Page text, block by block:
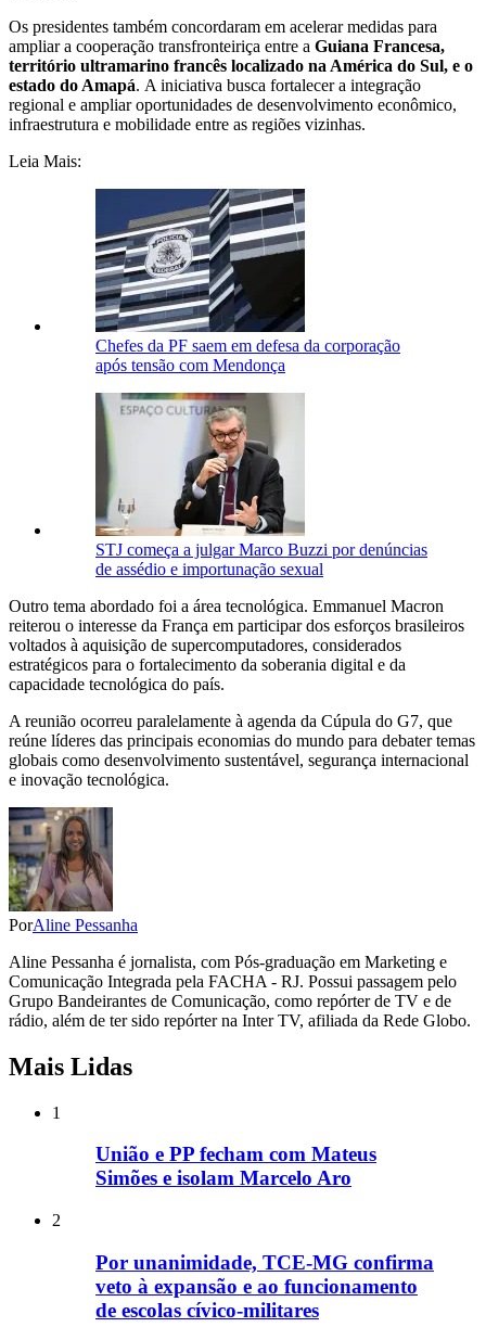
Os presidentes também concordaram em acelerar medidas para
ampliar a cooperação transfronteiriça entre a Guiana Francesa,
território ultramarino francês localizado na América do Sul, e o
estado do Amapá. A iniciativa busca fortalecer a integração
regional e ampliar oportunidades de desenvolvimento econômico,
infraestrutura e mobilidade entre as regiões vizinhas.
Leia Mais:
Chefes da PF saem em defesa da corporação
após tensão com Mendonça
STJ começa a julgar Marco Buzzi por denúncias
de assédio e importunação sexual
Outro tema abordado foi a área tecnológica. Emmanuel Macron
reiterou o interesse da França em participar dos esforços brasileiros
voltados à aquisição de supercomputadores, considerados
estratégicos para o fortalecimento da soberania digital e da
capacidade tecnológica do país.
A reunião ocorreu paralelamente à agenda da Cúpula do G7, que
reúne líderes das principais economias do mundo para debater temas
globais como desenvolvimento sustentável, segurança internacional
e inovação tecnológica.
PorAline Pessanha
Aline Pessanha é jornalista, com Pós-graduação em Marketing e
Comunicação Integrada pela FACHA - RJ. Possui passagem pelo
Grupo Bandeirantes de Comunicação, como repórter de TV e de
rádio, além de ter sido repórter na Inter TV, afiliada da Rede Globo.
Mais Lidas
1
União e PP fecham com Mateus
Simões e isolam Marcelo Aro
2
Por unanimidade, TCE-MG confirma
veto à expansão e ao funcionamento
de escolas cívico-militares